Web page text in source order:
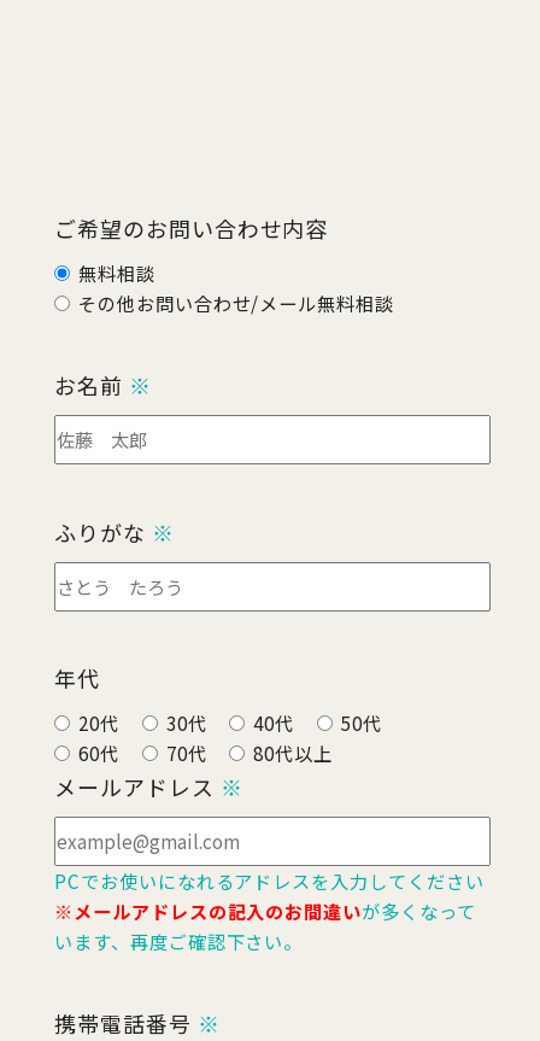
ご希望のお問い合わせ内容
無料相談
その他お問い合わせ/メール無料相談
お名前 ※
ふりがな ※
年代
20代 30代 40代
50代
60代
70代 80代以上
メールアドレス ※
PCでお使いになれるアドレスを入力してください
※メールアドレスの記入のお間違いが多くなって
います、再度ご確認下さい。
携帯電話番号 ※